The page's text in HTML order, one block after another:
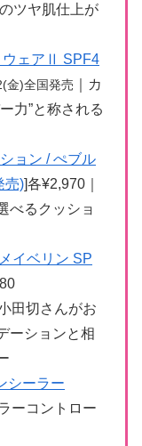
ツヤ肌仕上が
ウェアⅡ SPF4
金)全国発売 ｜カ
力”と称される
ョン / ぺブル
売)]各¥2,970｜
べるクッショ
イベリン SP
田切さんがお
ーションと相
シーラー
ーコントロー